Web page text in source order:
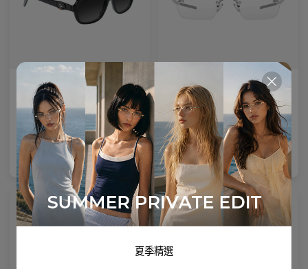
Premium Titanium Premium Titanium
AL_01
設計簡潔，配有量身定製的鏡腿細節，重新定義現代眼鏡製造工藝。
Colours available
US$ 120.00 加入購物袋
Emblematic S 01
專業強化鏡片
8 Colours available
US$100.00 加入購物袋
夏季精選